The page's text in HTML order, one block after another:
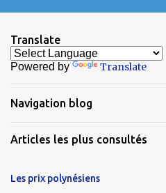
Translate
Powered by Translate
Navigation blog
Articles les plus consultés
Les prix polynésiens